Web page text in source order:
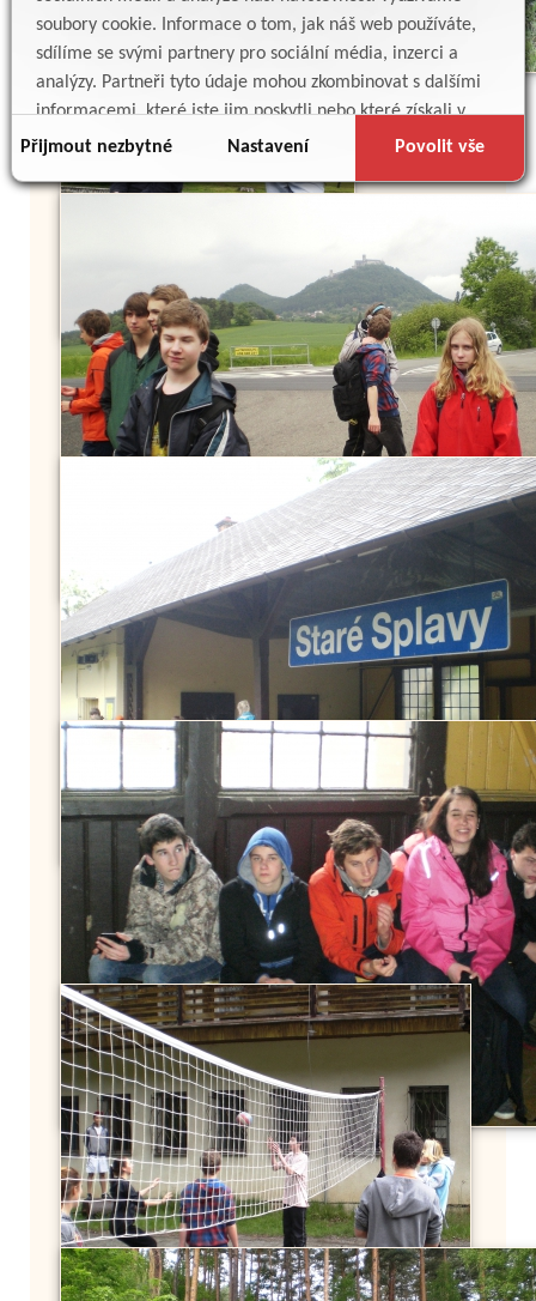
soubory cookie. Informace o tom, jak náš web používáte,
sdílíme se svými partnery pro sociální média, inzerci a
analýzy. Partneři tyto údaje mohou zkombinovat s dalšími
informacemi, které jste jim poskytli nebo které získali v
důsledku toho, že používáte jejich služby.
Přijmout nezbytné Nastavení Povolit vše